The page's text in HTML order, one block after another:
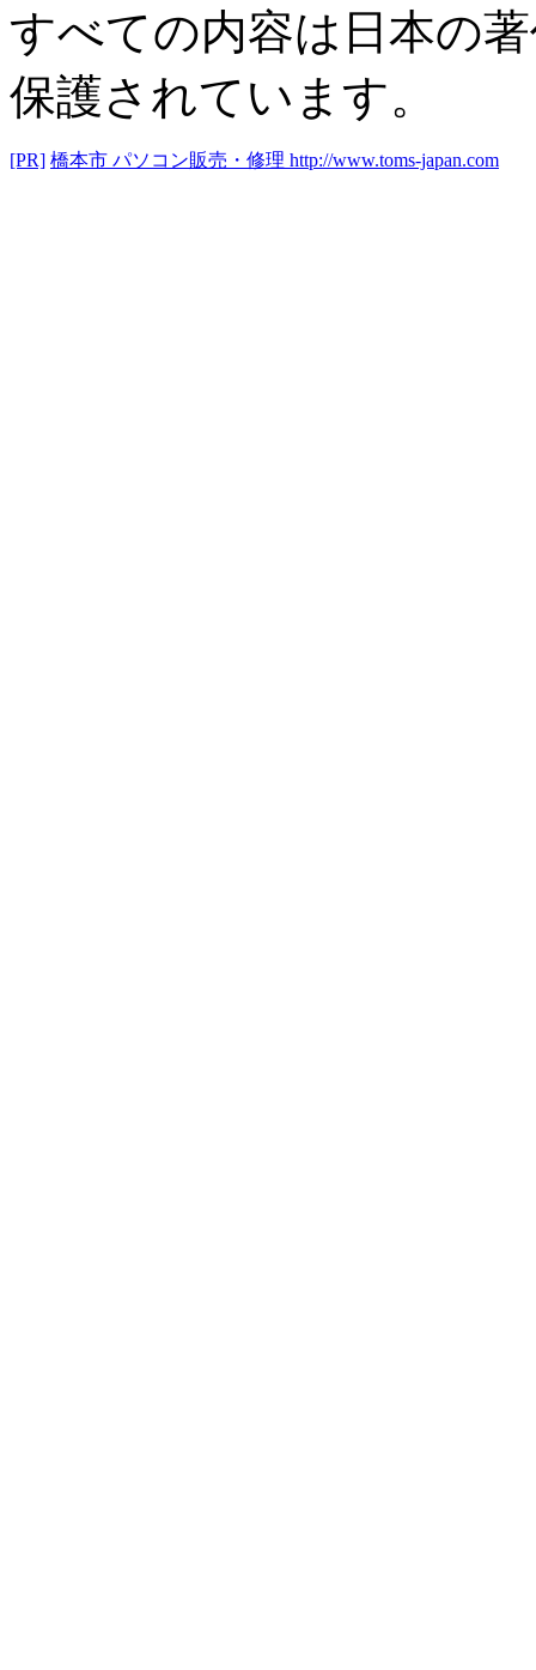
すべての内容は日本の
保護されています。
[PR] 橋本市 パソコン販売・修理 http://www.toms-japan.com